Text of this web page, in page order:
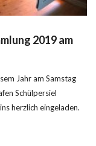
2019 am
Jahr am Samstag
Schülpersiel
herzlich eingeladen.